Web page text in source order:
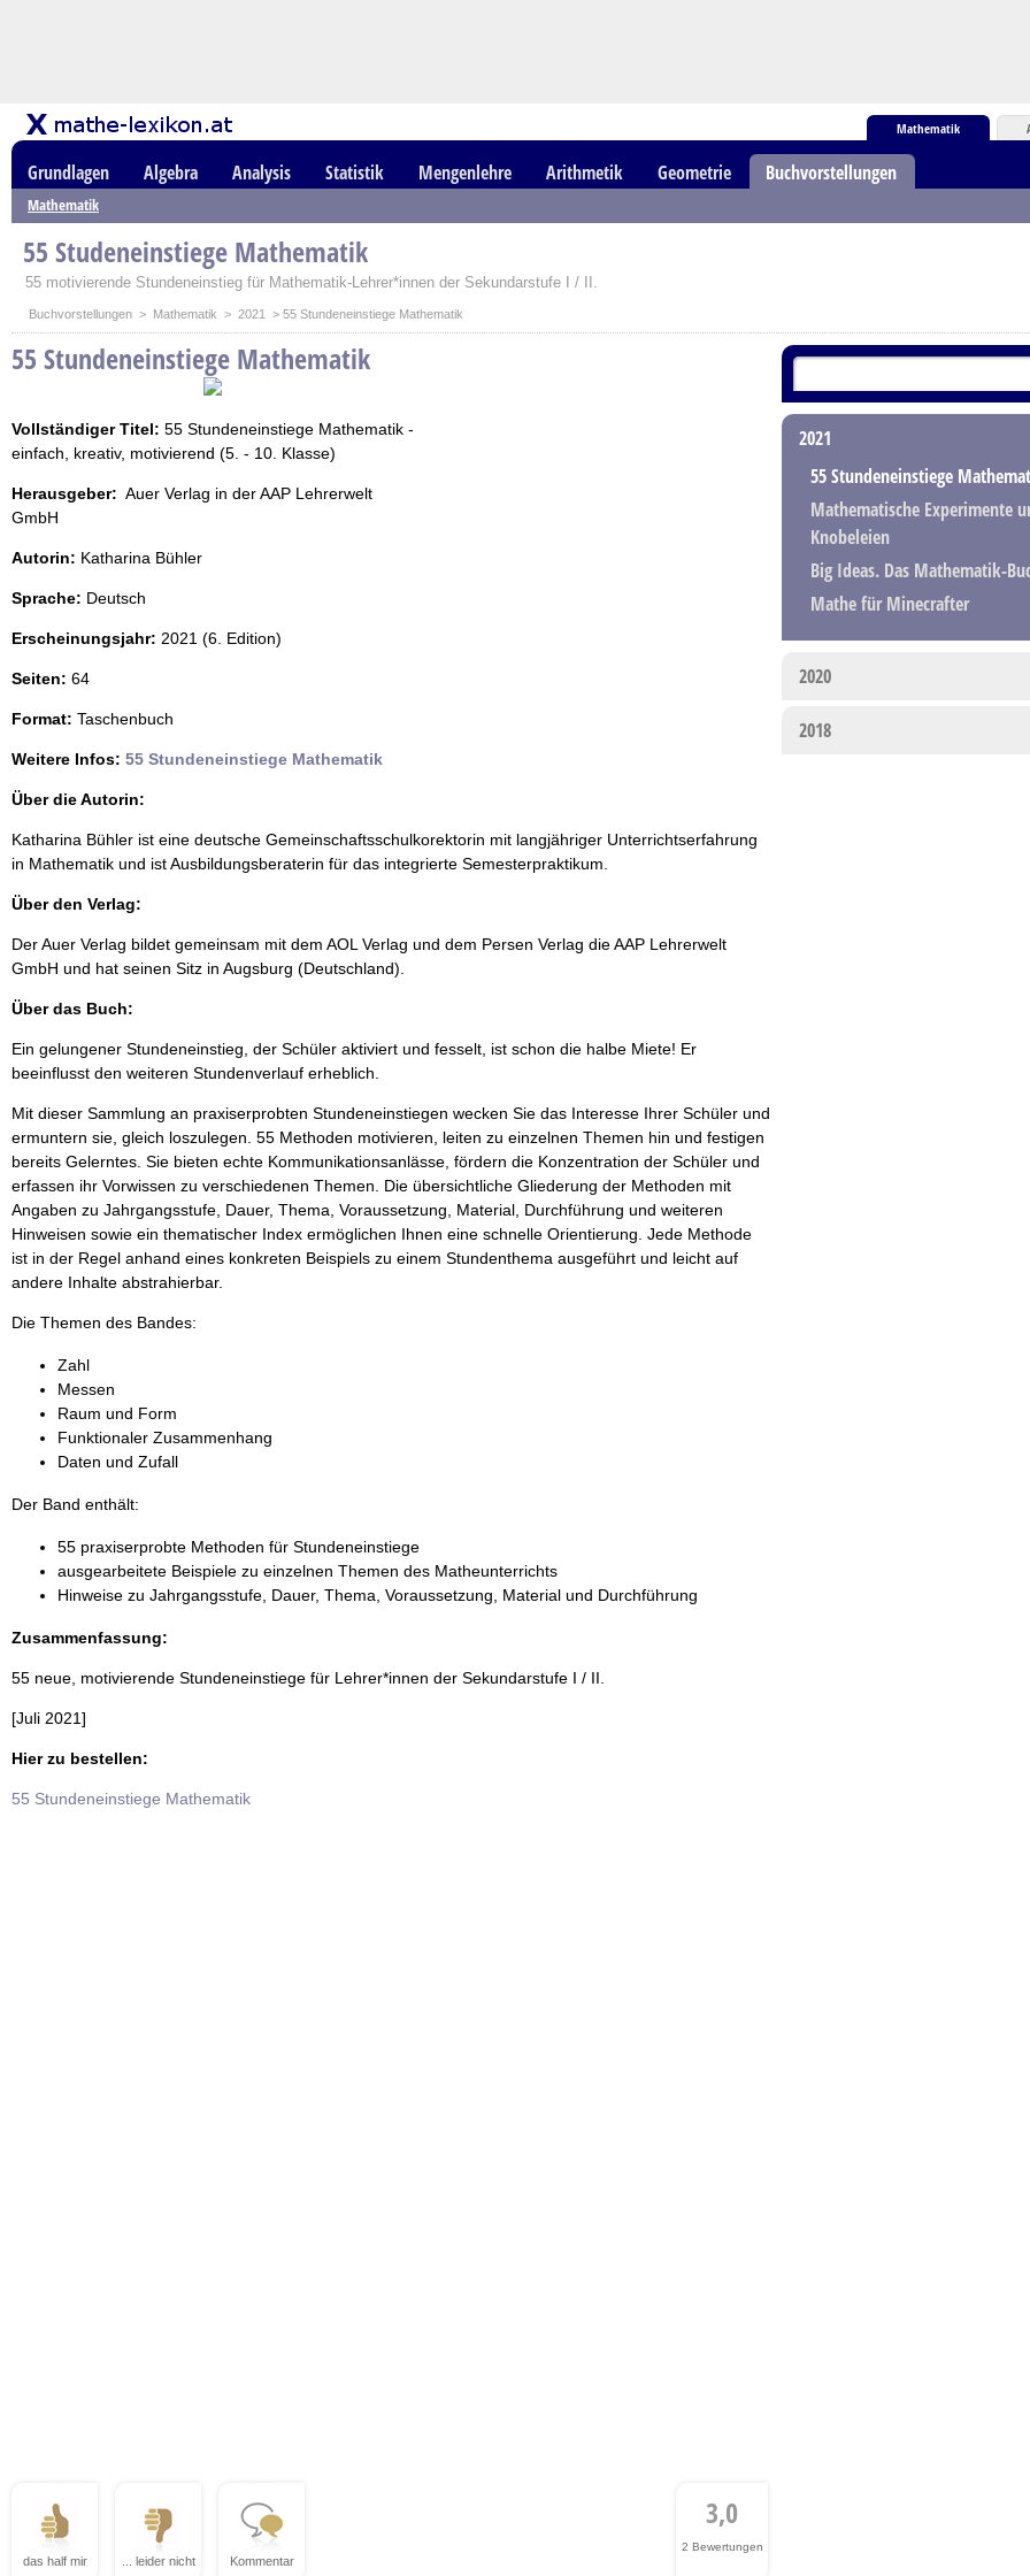
Mathematik
Grundlagen Algebra Analysis Statistik Mengenlehre Arithmetik Geometrie Buchvorstellungen
Mathematik
55 Studeneinstiege Mathematik
55 motivierende Stundeneinstieg für Mathematik-Lehrer*innen der Sekundarstufe I / II.
Buchvorstellungen > Mathematik > 2021 > 55 Stundeneinstiege Mathematik
55 Stundeneinstiege Mathematik
Vollständiger Titel: 55 Stundeneinstiege Mathematik -
einfach, kreativ, motivierend (5. - 10. Klasse)
Herausgeber: Auer Verlag in der AAP Lehrerwelt
GmbH
Autorin: Katharina Bühler
Sprache: Deutsch
Erscheinungsjahr: 2021 (6. Edition)
Seiten: 64
Format: Taschenbuch
Weitere Infos: 55 Stundeneinstiege Mathematik
Über die Autorin:
Katharina Bühler ist eine deutsche Gemeinschaftsschulkorektorin mit langjähriger Unterrichtserfahrung
in Mathematik und ist Ausbildungsberaterin für das integrierte Semesterpraktikum.
Über den Verlag:
Der Auer Verlag bildet gemeinsam mit dem AOL Verlag und dem Persen Verlag die AAP Lehrerwelt
GmbH und hat seinen Sitz in Augsburg (Deutschland).
Über das Buch:
Ein gelungener Stundeneinstieg, der Schüler aktiviert und fesselt, ist schon die halbe Miete! Er
beeinflusst den weiteren Stundenverlauf erheblich.
Mit dieser Sammlung an praxiserprobten Stundeneinstiegen wecken Sie das Interesse Ihrer Schüler und
ermuntern sie, gleich loszulegen. 55 Methoden motivieren, leiten zu einzelnen Themen hin und festigen
bereits Gelerntes. Sie bieten echte Kommunikationsanlässe, fördern die Konzentration der Schüler und
erfassen ihr Vorwissen zu verschiedenen Themen. Die übersichtliche Gliederung der Methoden mit
Angaben zu Jahrgangsstufe, Dauer, Thema, Voraussetzung, Material, Durchführung und weiteren
Hinweisen sowie ein thematischer Index ermöglichen Ihnen eine schnelle Orientierung. Jede Methode
ist in der Regel anhand eines konkreten Beispiels zu einem Stundenthema ausgeführt und leicht auf
andere Inhalte abstrahierbar.
Die Themen des Bandes:
Zahl
Messen
Raum und Form
Funktionaler Zusammenhang
Daten und Zufall
Der Band enthält:
55 praxiserprobte Methoden für Stundeneinstiege
ausgearbeitete Beispiele zu einzelnen Themen des Matheunterrichts
Hinweise zu Jahrgangsstufe, Dauer, Thema, Voraussetzung, Material und Durchführung
Zusammenfassung:
55 neue, motivierende Stundeneinstiege für Lehrer*innen der Sekundarstufe I / II.
[Juli 2021]
Hier zu bestellen:
55 Stundeneinstiege Mathematik
das half mir ... leider nicht Kommentar
3,0
2 Bewertungen
2021
55 Stundeneinstiege
Mathematische Experimente
Knobeleien
Big Ideas. Das Mathematik-
Mathe für Minecrafter
2020
2018